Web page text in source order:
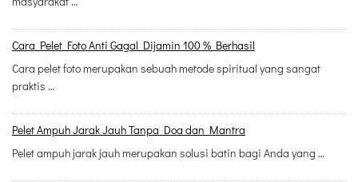
Cara Pelet Foto Anti Gagal Dijamin 100 % Berhasil
Cara pelet foto merupakan sebuah metode spiritual yang sangat
praktis …
Pelet Ampuh Jarak Jauh Tanpa Doa dan Mantra
Pelet ampuh jarak jauh merupakan solusi batin bagi Anda yang …